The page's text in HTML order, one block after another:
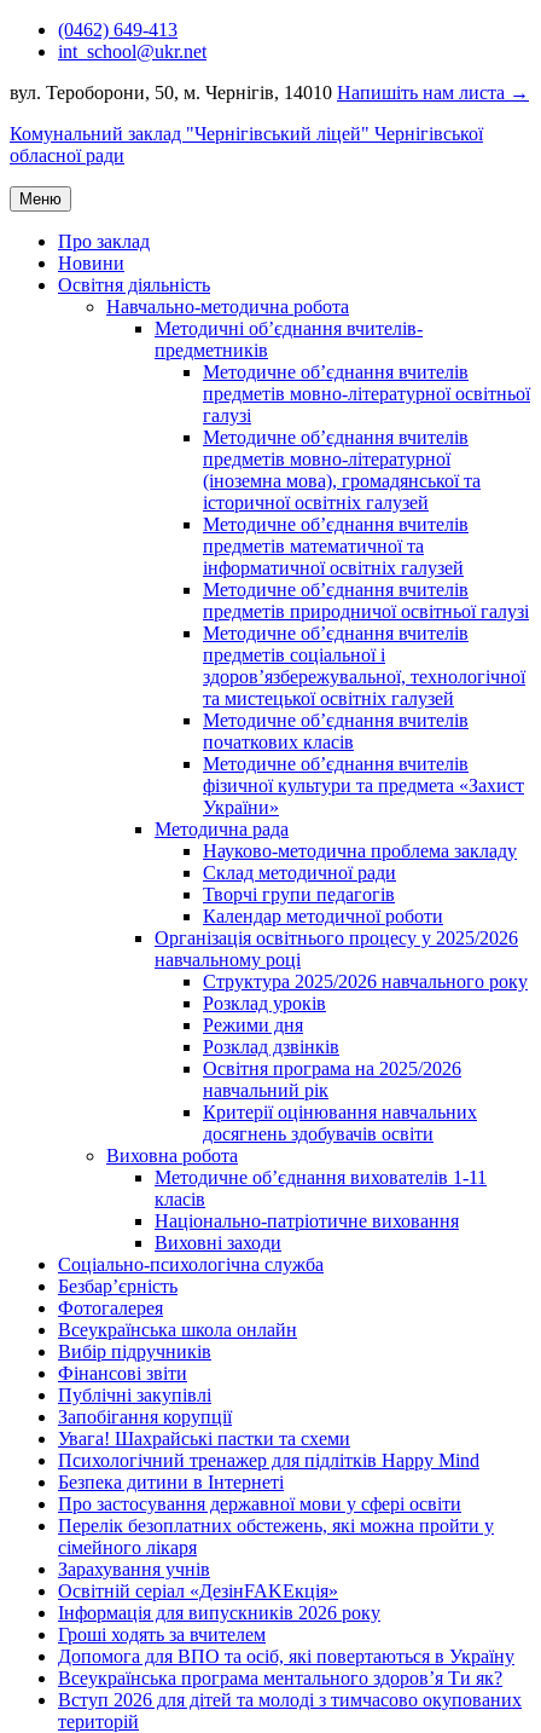
Перейти(0462) 649-413
int_school@ukr.net
вул. Тероборони, 50, м. Чернігів, 14010 Напишіть нам листа →
Комунальний заклад "Чернігівський ліцей" Чернігівської
обласної ради
Меню
Про заклад
Новини
Освітня діяльність
Навчально-методична робота
Методичні об’єднання вчителів-
предметників
Методичне об’єднання вчителів
предметів мовно-літературної освітньої
галузі
Методичне об’єднання вчителів
предметів мовно-літературної
(іноземна мова), громадянської та
історичної освітніх галузей
Методичне об’єднання вчителів
предметів математичної та
інформатичної освітніх галузей
Методичне об’єднання вчителів
предметів природничої освітньої галузі
Методичне об’єднання вчителів
предметів соціальної і
здоров’язбережувальної, технологічної
та мистецької освітніх галузей
Методичне об’єднання вчителів
початкових класів
Методичне об’єднання вчителів
фізичної культури та предмета «Захист
України»
Методична рада
Науково-методична проблема закладу
Склад методичної ради
Творчі групи педагогів
Календар методичної роботи
Організація освітнього процесу у 2025/2026
навчальному році
Структура 2025/2026 навчального року
Розклад уроків
Режими дня
Розклад дзвінків
Освітня програма на 2025/2026
навчальний рік
Критерії оцінювання навчальних
досягнень здобувачів освіти
Виховна робота
Методичне об’єднання вихователів 1-11
класів
Національно-патріотичне виховання
Виховні заходи
Соціально-психологічна служба
Безбар’єрність
Фотогалерея
Всеукраїнська школа онлайн
Вибір підручників
Фінансові звіти
Публічні закупівлі
Запобігання корупції
Увага! Шахрайські пастки та схеми
Психологічний тренажер для підлітків Happy Mind
Безпека дитини в Інтернеті
Про застосування державної мови у сфері освіти
Перелік безоплатних обстежень, які можна пройти у
сімейного лікаря
Зарахування учнів
Освітній серіал «ДезінFAKEкція»
Інформація для випускників 2026 року
Гроші ходять за вчителем
Допомога для ВПО та осіб, які повертаються в Україну
Всеукраїнська програма ментального здоров’я Ти як?
Вступ 2026 для дітей та молоді з тимчасово окупованих
територій